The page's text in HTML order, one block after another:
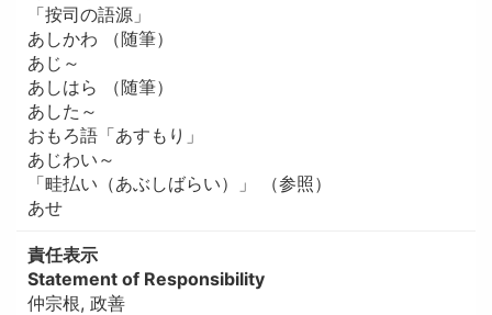
「按司の語源」
あしかわ （随筆）
あじ～
あしはら （随筆）
あした～
おもろ語「あすもり」
あじわい～
「畦払い（あぶしばらい）」 （参照）
あせ
責任表示
Statement of Responsibility
仲宗根, 政善